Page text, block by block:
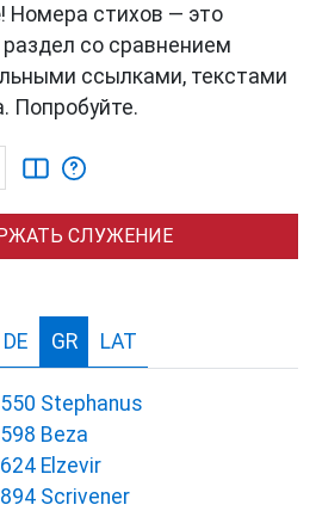
! Номера стихов — это
со сравнением
ссылками, текстами
Попробуйте.
СЛУЖЕНИЕ
DE GR LAT
Stephanus
Beza
Elzevir
Scrivener